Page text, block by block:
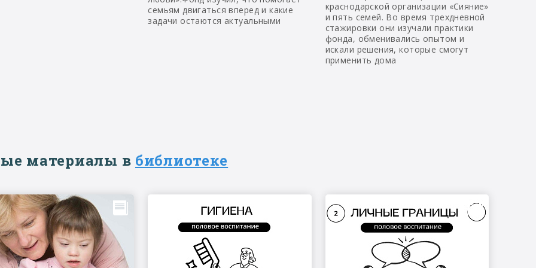
семьям двигаться вперед и какие
задачи остаются актуальными
краснодарской организации «Сияние»
и пять семей. Во время трехдневной
стажировки они изучали практики
фонда, обменивались опытом и
искали решения, которые смогут
применить дома
материалы в библиотеке